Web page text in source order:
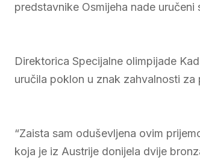
predstavnike Osmijeha nade
Direktorica Specijalne olimpijade
uručila poklon u znak zahvalnosti
“Zaista sam oduševljena ovim
koja je iz Austrije donijela dvije